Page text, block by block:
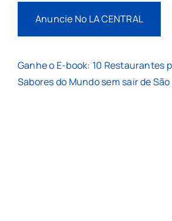
Anuncie No LA CENTRAL
Ganhe o E-book: 10 Restaurantes
Sabores do Mundo sem sair de